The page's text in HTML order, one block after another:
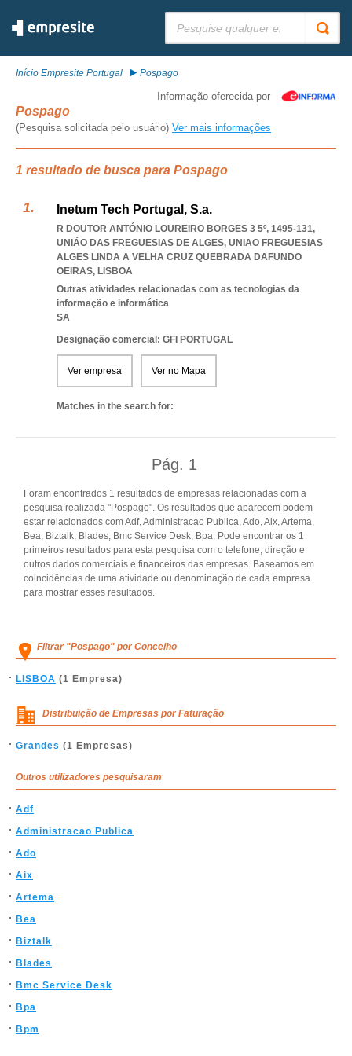
Início Empresite Portugal Pospago
Informação oferecida por
Pospago
(Pesquisa solicitada pelo usuário) Ver mais informações
1 resultado de busca para Pospago
Inetum Tech Portugal, S.a.
R DOUTOR ANTÓNIO LOUREIRO BORGES 3 5º, 1495-131,
UNIÃO DAS FREGUESIAS DE ALGES, UNIAO FREGUESIAS
ALGES LINDA A VELHA CRUZ QUEBRADA DAFUNDO
OEIRAS, LISBOA
Outras atividades relacionadas com as tecnologias da
informação e informática
SA
Designação comercial: GFI PORTUGAL
Ver empresa Ver no Mapa
Matches in the search for:
Pág. 1
Foram encontrados 1 resultados de empresas relacionadas com a
pesquisa realizada "Pospago". Os resultados que aparecem podem
estar relacionados com Adf, Administracao Publica, Ado, Aix, Artema,
Bea, Biztalk, Blades, Bmc Service Desk, Bpa. Pode encontrar os 1
primeiros resultados para esta pesquisa com o telefone, direção e
outros dados comerciais e financeiros das empresas. Baseamos em
coincidências de uma atividade ou denominação de cada empresa
para mostrar esses resultados.
Filtrar "Pospago" por Concelho
LISBOA (1 Empresa)
Distribuição de Empresas por Faturação
Grandes (1 Empresas)
Outros utilizadores pesquisaram
Adf
Administracao Publica
Ado
Aix
Artema
Bea
Biztalk
Blades
Bmc Service Desk
Bpa
Bpm